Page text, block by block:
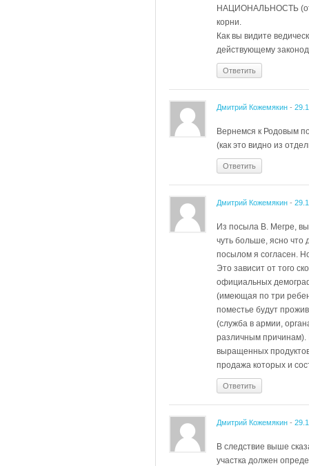
НАЦИОНАЛЬНОСТЬ (от
корни.
Как вы видите
действующему
Ответить
Дмитрий Кожемякин -
Вернемся к Родовым
(как это видно из
Ответить
Дмитрий Кожемякин -
Из посыла В. Мегре,
чуть больше, ясно
посылом я согласен.
Это зависит от того
официальных
(имеющая по три
поместье будут
(служба в армии,
различным причинам).
выращенных
продажа которых и
Ответить
Дмитрий Кожемякин -
В следствие выше
участка должен